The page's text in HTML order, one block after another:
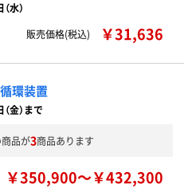
水）
販売価格(税込)
￥31,636
環装置
金）まで
品が3商品あります
￥350,900～￥432,300